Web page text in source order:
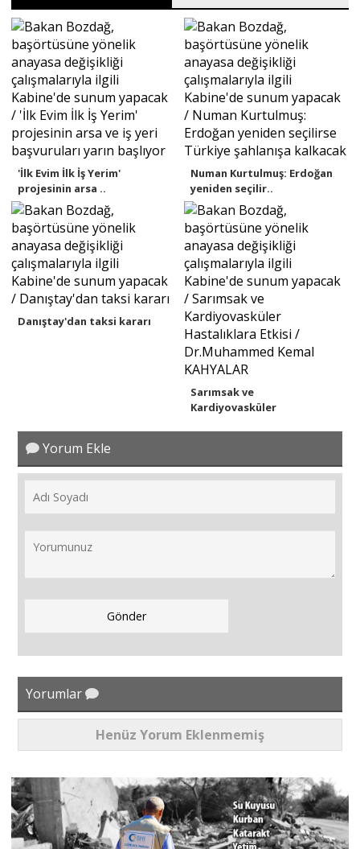
'İlk Evim İlk İş Yerim'
projesinin arsa ..
Numan Kurtulmuş: Erdoğan
yeniden seçilir..
Danıştay'dan taksi kararı
Sarımsak ve
Kardiyovasküler
Yorum Ekle
Yorumlar
Henüz Yorum Eklenmemiş